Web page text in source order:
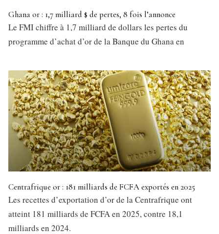
Ghana or : 1,7 milliard $ de pertes, 8 fois l’annonce
Le FMI chiffre à 1,7 milliard de dollars les pertes du
programme d’achat d’or de la Banque du Ghana en
Centrafrique or : 181 milliards de FCFA exportés en 2025
Les recettes d’exportation d’or de la Centrafrique ont
atteint 181 milliards de FCFA en 2025, contre 18,1
milliards en 2024.